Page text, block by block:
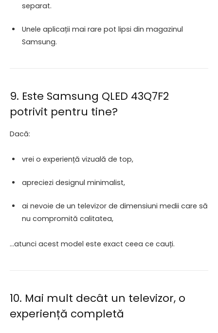
separat.
Unele aplicații mai rare pot lipsi din magazinul
Samsung.
9. Este Samsung QLED 43Q7F2
potrivit pentru tine?
Dacă:
vrei o experiență vizuală de top,
apreciezi designul minimalist,
ai nevoie de un televizor de dimensiuni medii care să
nu compromită calitatea,
…atunci acest model este exact ceea ce cauți.
10. Mai mult decât un televizor, o
experiență completă